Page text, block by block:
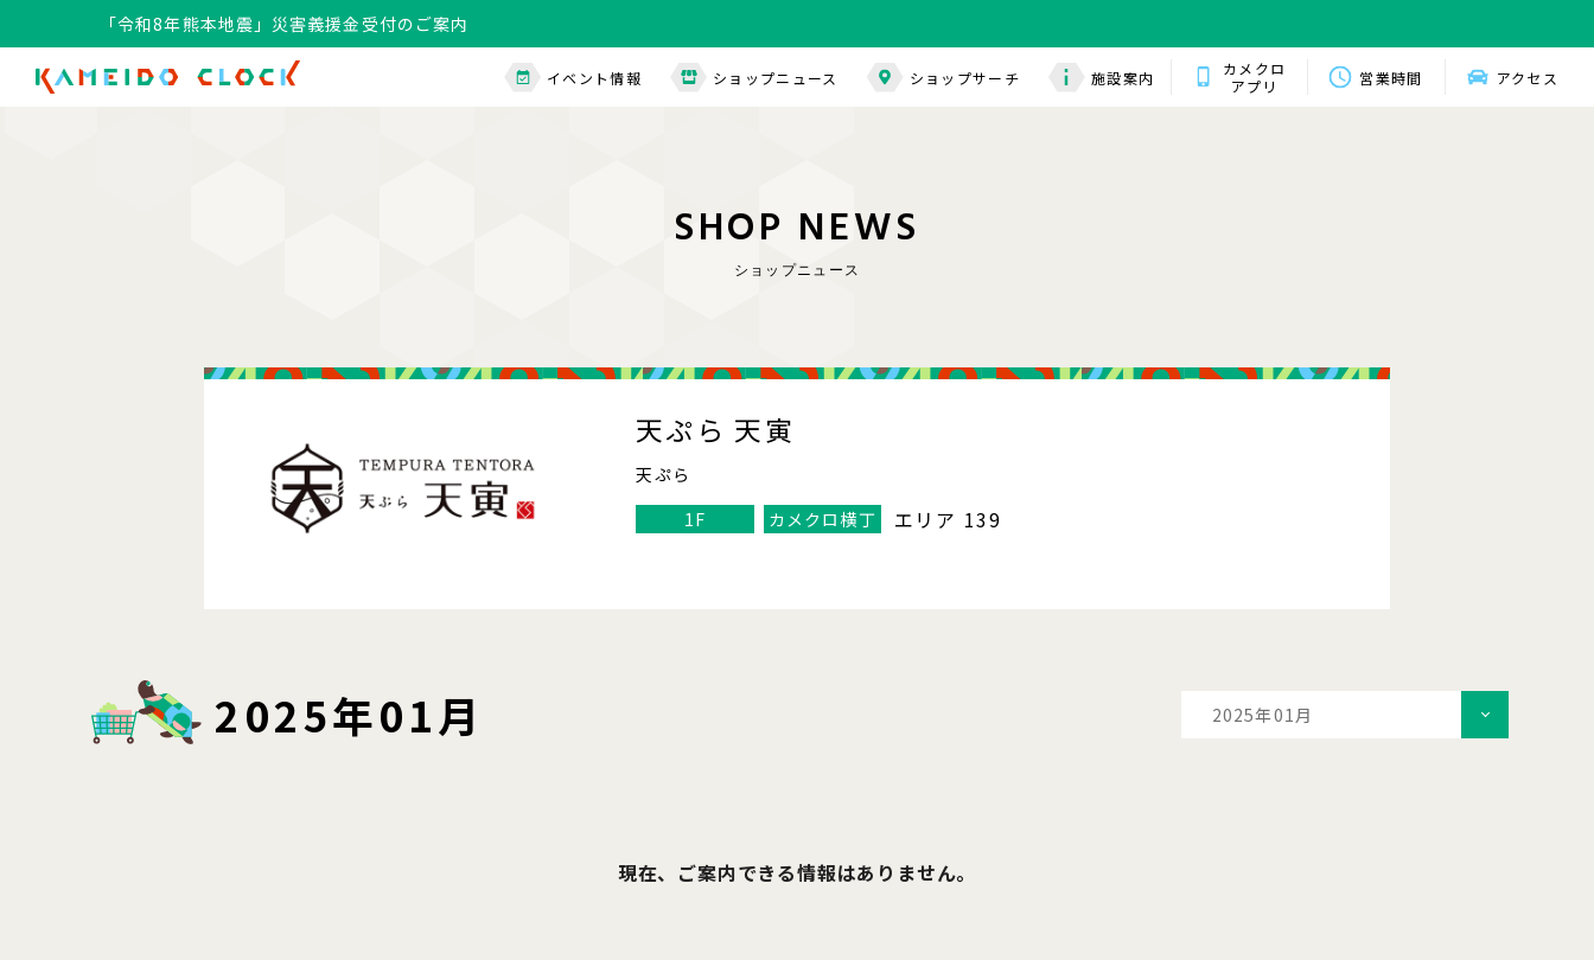
「令和8年熊本地震」災害義援金受付のご案内
イベント情報 ショップニュース ショップサーチ 施設案内
カメクロ
アプリ
営業時間 アクセス
SHOP NEWS
ショップニュース
天ぷら 天寅
天ぷら
1F
カメクロ横丁 エリア 139
2025年01月
2025年01月
現在、ご案内できる情報はありません。